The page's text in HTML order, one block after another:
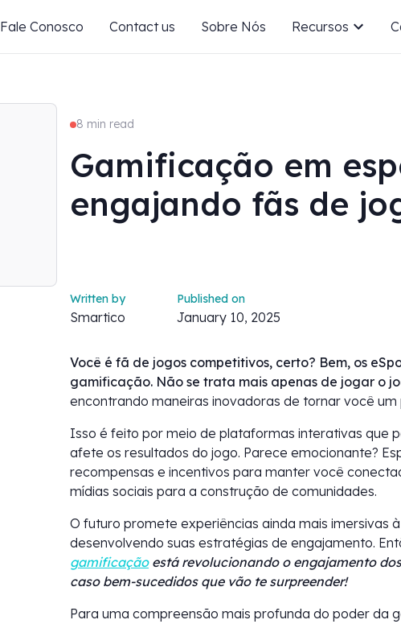
Fale Conosco Contact us Sobre Nós Recursos
8 min read
Gamificação em
engajando fãs de
Written by
Smartico
Published on
January 10, 2025
Você é fã de jogos competitivos, certo? Bem, os
gamificação. Não se trata mais apenas de jogar o
encontrando maneiras inovadoras de tornar você
Isso é feito por meio de plataformas interativas que
afete os resultados do jogo. Parece emocionante?
recompensas e incentivos para manter você
mídias sociais para a construção de comunidades.
O futuro promete experiências ainda mais imersivas
desenvolvendo suas estratégias de engajamento.
gamificaçãoestá revolucionando o engajamento
caso bem-sucedidos que vão te surpreender!
Para uma compreensão mais profunda do poder da